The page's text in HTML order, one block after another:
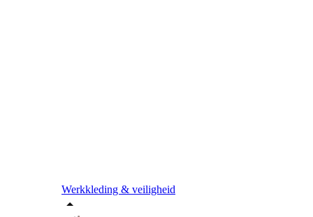
Werkkleding & veiligheid